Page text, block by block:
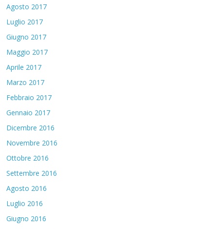
Agosto 2017
Luglio 2017
Giugno 2017
Maggio 2017
Aprile 2017
Marzo 2017
Febbraio 2017
Gennaio 2017
Dicembre 2016
Novembre 2016
Ottobre 2016
Settembre 2016
Agosto 2016
Luglio 2016
Giugno 2016